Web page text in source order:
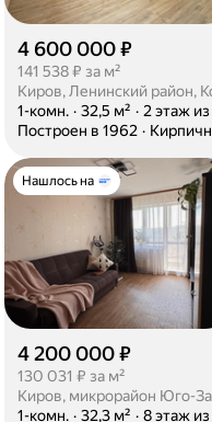
4 600 000 ₽
141 538 ₽ за м²
Киров, Ленинский район,
1-комн. · 32,5 м² · 2 этаж из
Построен в 1962 ·
Нашлось на
4 200 000 ₽
130 031 ₽ за м²
1-комн. · 32,3 м² · 8 этаж